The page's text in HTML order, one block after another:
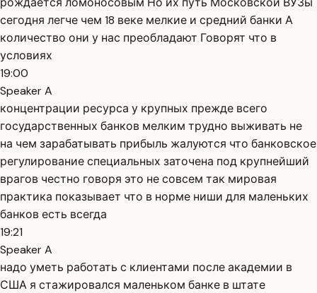
сегодня легче чем 18 веке мелкие и средний банки А
количество они у нас преобладают Говорят что в
условиях
19:00
Speaker A
концентрации ресурса у крупных прежде всего
государственных банков мелким трудно выживать не
на чем зарабатывать прибыль жалуются что банковское
регулирование специальных заточена под крупнейший
врагов честно говоря это не совсем так мировая
практика показывает что в норме ниши для маленьких
банков есть всегда
19:21
Speaker A
надо уметь работать с клиентами после академии в
США я стажировался маленьком банке в штате